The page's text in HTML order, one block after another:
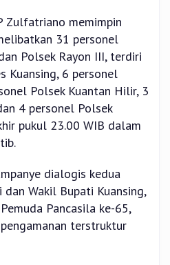
Zulfatriano memimpin
31 personel
Polsek Rayon III, terdiri
Kuansing, 6 personel
Polsek Kuantan Hilir, 3
4 personel Polsek
pukul 23.00 WIB dalam
dialogis kedua
Wakil Bupati Kuansing,
Pancasila ke-65,
terstruktur